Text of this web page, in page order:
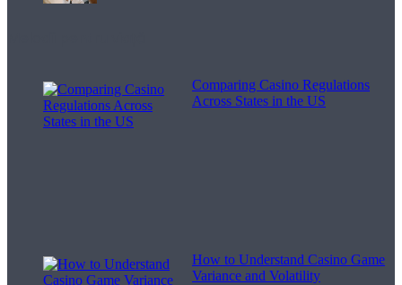
Comparing Casino Regulations
Across States in the US
How to Understand Casino Game
Variance and Volatility